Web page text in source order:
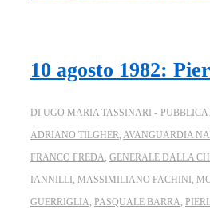
10 agosto 1982:
DI UGO MARIA TASSINARI
ADRIANO TILGHER AVANGUARDIA
FRANCO FREDA GENERALE DALLA
IANNILLI MASSIMILIANO FACHINI
GUERRIGLIA PASQUALE BARRA